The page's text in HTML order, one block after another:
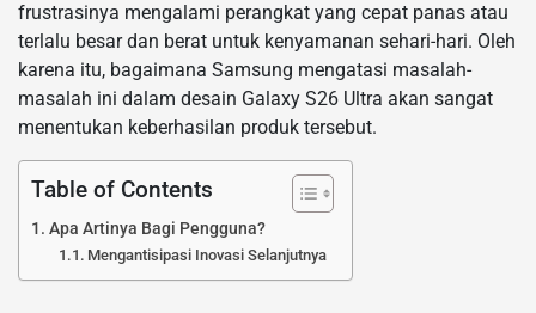
frustrasinya mengalami perangkat yang cepat panas atau
terlalu besar dan berat untuk kenyamanan sehari-hari. Oleh
karena itu, bagaimana Samsung mengatasi masalah-
masalah ini dalam desain Galaxy S26 Ultra akan sangat
menentukan keberhasilan produk tersebut.
Table of Contents
Apa Artinya Bagi Pengguna?
Mengantisipasi Inovasi Selanjutnya